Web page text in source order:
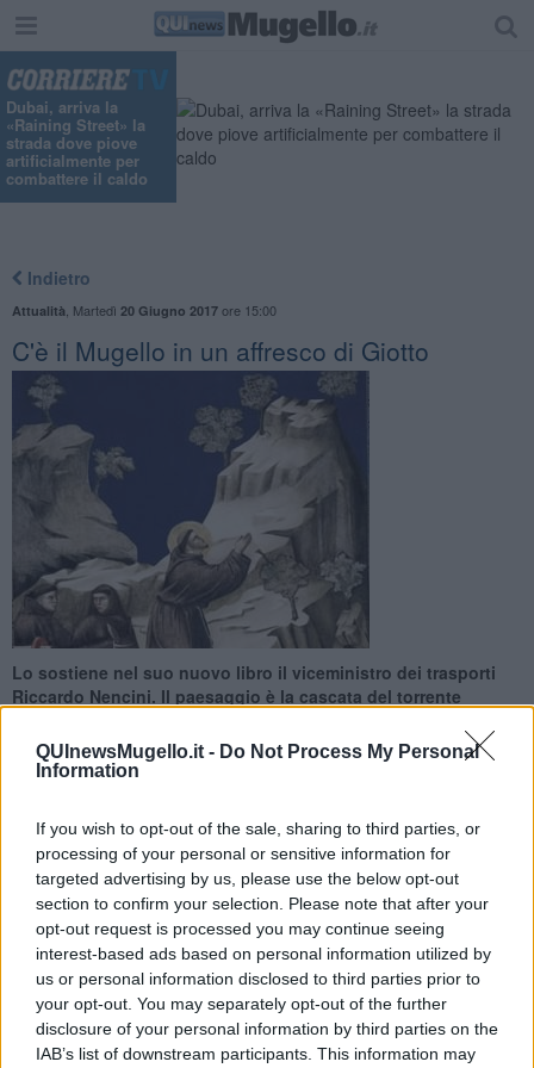
QUInewsMugello.it - Do Not Process My Personal
Information
If you wish to opt-out of the sale, sharing to third parties, or
processing of your personal or sensitive information for
targeted advertising by us, please use the below opt-out
section to confirm your selection. Please note that after your
opt-out request is processed you may continue seeing
interest-based ads based on personal information utilized by
us or personal information disclosed to third parties prior to
your opt-out. You may separately opt-out of the further
disclosure of your personal information by third parties on the
IAB’s list of downstream participants. This information may
Dubai, arriva la
«Raining Street» la
strada dove piove
artificialmente per
combattere il caldo
Indietro
Attualità Martedì 20 Giugno 2017ore 15:00
C'è il Mugello in un affresco di Giotto
Lo sostiene nel suo nuovo libro il viceministro dei trasporti
Riccardo Nencini. Il paesaggio è la cascata del torrente
ASSISI —Due alti speroni di roccia, una spaccatura a forma di V e
l'acqua che cade. Il viceministro dei traporti Riccardo Nencini,
scrittore e storico, nel suo libro Il magnifico ribelle. Il Mugello di
Giotto, avanza la teoria che sia la cascata del torrente Rovigo, a
Firenzuola, il paesaggio riprodotto da Giotto di Bondone nel
Miracolo della sorgentedipinto nel ciclo di affreschi sulle storie di
San Francesco della basilica superiore di Assisi, tra il 1295 e il
1300.